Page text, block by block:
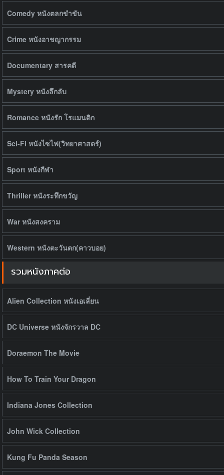
Comedy หนังตลกขำขัน
Crime หนังอาชญากรรม
Documentary สารคดี
Mystery หนังลึกลับ
Romance หนังรัก โรแมนติก
Sci-Fi หนังไซไฟ(วิทยาศาสตร์)
Sport หนังกีฬา
Thriller หนังระทึกขวัญ
War หนังสงคราม
Western หนังตะวันตก(คาวบอย)
รวมหนังภาคต่อ
Alien Collection หนังเอเลี่ยน
DC Universe หนังจักรวาล DC
Doraemon The Movie
How To Train Your Dragon
Indiana Jones Collection
John Wick Collection
Kung Fu Panda Season